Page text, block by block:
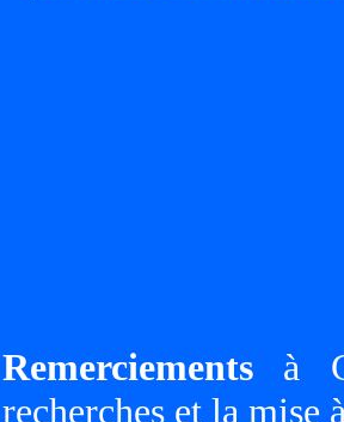
Remerciements à
recherches et la mise